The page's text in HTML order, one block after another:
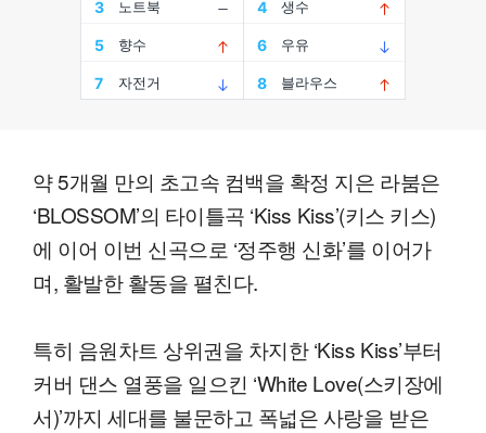
약 5개월 만의 초고속 컴백을 확정 지은 라붐은
‘BLOSSOM’의 타이틀곡 ‘Kiss Kiss’(키스 키스)
에 이어 이번 신곡으로 ‘정주행 신화’를 이어가
며, 활발한 활동을 펼친다.
특히 음원차트 상위권을 차지한 ‘Kiss Kiss’부터
커버 댄스 열풍을 일으킨 ‘White Love(스키장에
서)’까지 세대를 불문하고 폭넓은 사랑을 받은